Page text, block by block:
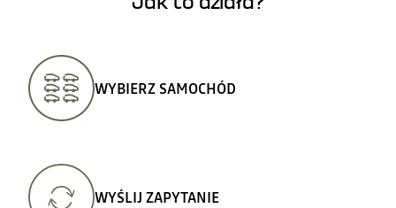
WYBIERZ SAMOCHÓD
WYŚLIJ ZAPYTANIE